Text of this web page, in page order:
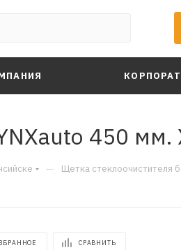
450 мм.
— Щетка стеклоочистителя
СРАВНИТЬ